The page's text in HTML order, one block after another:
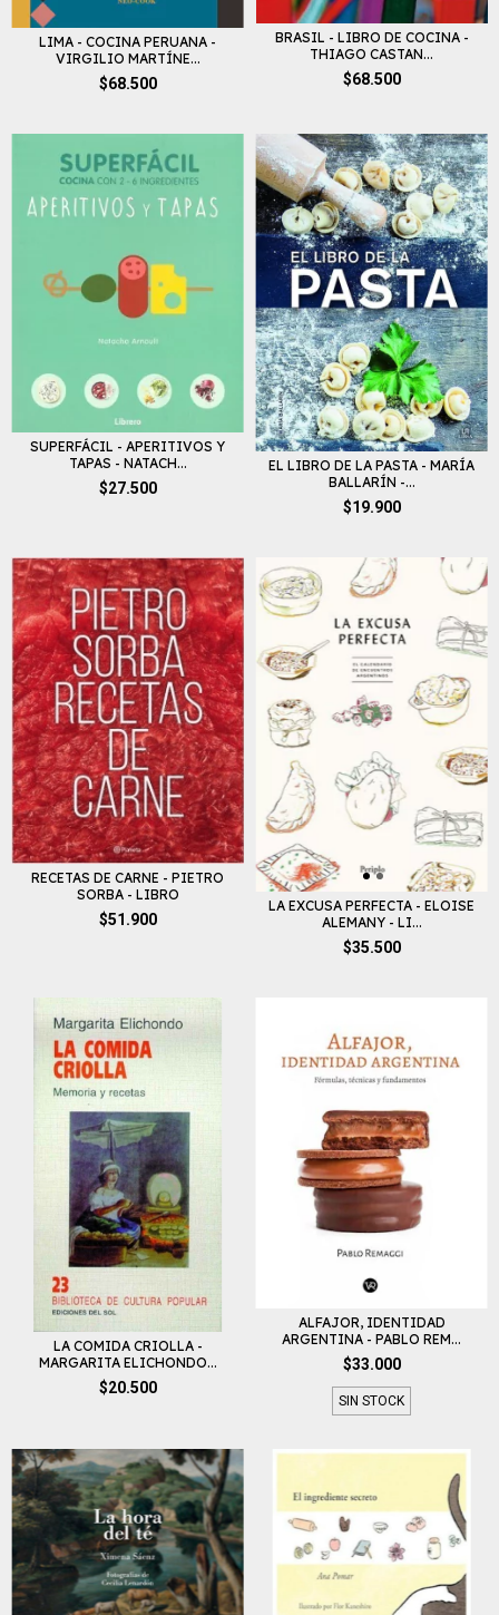
LIMA - COCINA PERUANA -
VIRGILIO MARTÍNE...
$68.500
BRASIL - LIBRO DE COCINA -
THIAGO CASTAN...
$68.500
SUPERFÁCIL - APERITIVOS Y
TAPAS - NATACH...
$27.500
EL LIBRO DE LA PASTA - MARÍA
BALLARÍN -...
$19.900
RECETAS DE CARNE - PIETRO
SORBA - LIBRO
$51.900
LA EXCUSA PERFECTA - ELOISE
ALEMANY - LI...
$35.500
LA COMIDA CRIOLLA -
MARGARITA ELICHONDO...
$20.500
ALFAJOR, IDENTIDAD
ARGENTINA - PABLO REM...
$33.000
SIN STOCK